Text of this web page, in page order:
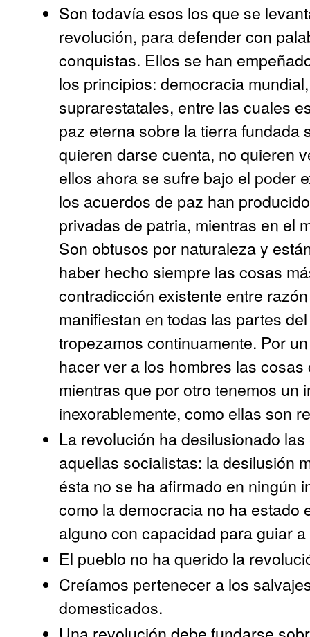
Son todavía esos los que se
revolución, para defender con
conquistas. Ellos se han
los principios: democracia
suprarestatales, entre las cuales
paz eterna sobre la tierra fundada
quieren darse cuenta, no quieren
ellos ahora se sufre bajo el poder
los acuerdos de paz han
privadas de patria, mientras en el
Son obtusos por naturaleza y
haber hecho siempre las cosas
contradicción existente entre
manifiestan en todas las partes
tropezamos continuamente. Por
hacer ver a los hombres las
mientras que por otro tenemos un
inexorablemente, como ellas son
La revolución ha desilusionado
aquellas socialistas: la desilusión
ésta no se ha afirmado en ningún
como la democracia no ha
alguno con capacidad para guiar
El pueblo no ha querido la
Creíamos pertenecer a los
domesticados.